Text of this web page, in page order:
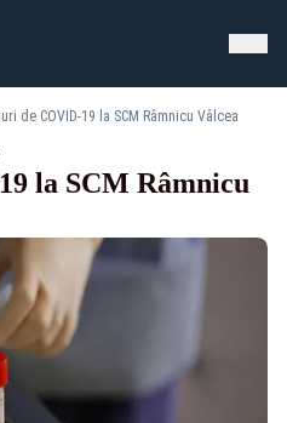
de COVID-19 la SCM Râmnicu Vâlcea
la SCM Râmnicu